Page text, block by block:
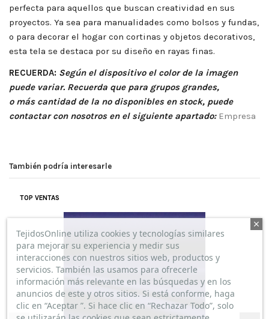
perfecta para aquellos que buscan creatividad en sus
proyectos. Ya sea para manualidades como bolsos y fundas,
o para decorar el hogar con cortinas y objetos decorativos,
esta tela se destaca por su diseño en rayas finas.
RECUERDA: Según el dispositivo el color de la imagen
puede variar. Recuerda que para grupos grandes,
o máscantidad de la no disponibles en stock, puede
contactar con nosotros en el siguiente apartado: Empresa
También podría interesarle
TOP VENTAS
TejidosOnline utiliza cookies y tecnologías similares
para mejorar su experiencia y medir sus
interacciones con nuestros sitios web, productos y
servicios. También las usamos para ofrecerle
información más relevante en las búsquedas y en los
anuncios de este y otros sitios. Si está conforme, haga
clic en “Aceptar ”. Si hace clic en “Rechazar Todo”, solo